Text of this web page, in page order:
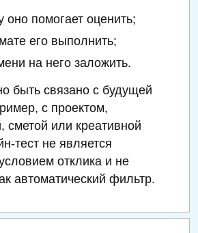
оно помогает оценить;
его выполнить;
на него заложить.
быть связано с будущей
с проектом,
сметой или креативной
тест не является
отклика и не
автоматический фильтр.